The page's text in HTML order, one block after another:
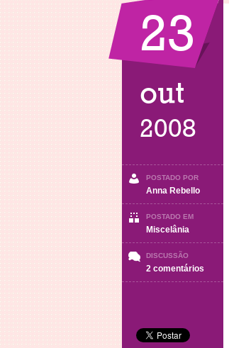
23
out
2008
POSTADO POR
Anna Rebello
POSTADO EM
Miscelânia
DISCUSSÃO
2 comentários